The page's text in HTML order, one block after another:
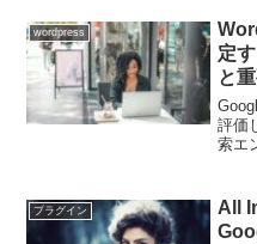
wordpress
定
と
評価
索エ
トル
プラグイン
All